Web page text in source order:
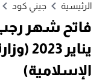
الرئيسية جيني كود
يناير
الإسلامية)